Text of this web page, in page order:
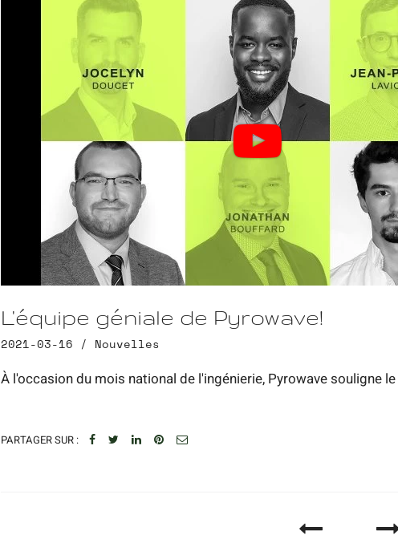
L'équipe géniale de Pyrowave!
2021-03-16 / Nouvelles
À l'occasion du mois national de l'ingénierie, Pyrowave souligne
PARTAGER SUR :